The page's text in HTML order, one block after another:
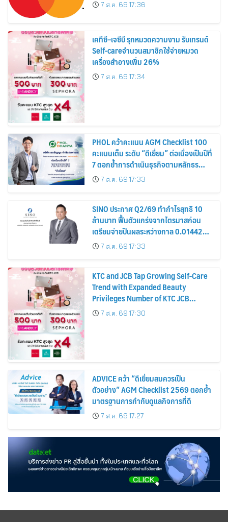
7 ส.ค. 69 17:36
เคทีซี–เจซีบี รุกหมวดความงาม รับเทรนด์
Self-careจำนวนสมาชิกใช้จ่ายหมวด
เครื่องสำอางเพิ่ม 26%
7 ส.ค. 69 17:34
PHOL คว้าคะแนน AGM Checklist 100
คะแนนเต็ม ระดับ “ดีเยี่ยม” ต่อเนื่องเป็นปีที่
7 ตอกย้ำการดำเนินธุรกิจตามหลักธร
รมาภิบาล โปร่งใส สร้างความเชื่อมั่นผู้ถือ
หุ้น
7 ส.ค. 69 17:33
SINO ประกาศ Q2/69 ทำกำไรสุทธิ 10
ล้านบาท ฟื้นตัวแกร่งจากไตรมาสก่อน
เตรียมจ่ายปันผลระหว่างกาล 0.014423
บาทต่อหุ้น ครึ่งปีหลังมุ่งเติบโตต่อเนื่อง
7 ส.ค. 69 17:33
KTC and JCB Tap Growing Self-Care
Trend with Expanded Beauty
Privileges Number of KTC JCB
Cardmembers Spending on
Cosmetics Rises 26%
7 ส.ค. 69 17:30
ADVICE คว้า “ดีเยี่ยมสมควรเป็น
ตัวอย่าง” AGM Checklist 2569 ตอกย้ำ
มาตรฐานการกำกับดูแลกิจการที่ดี
7 ส.ค. 69 17:27